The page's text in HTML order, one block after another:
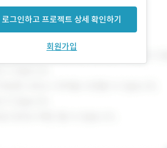
로그인하고 프로젝트 상세 확인하기
회원가입